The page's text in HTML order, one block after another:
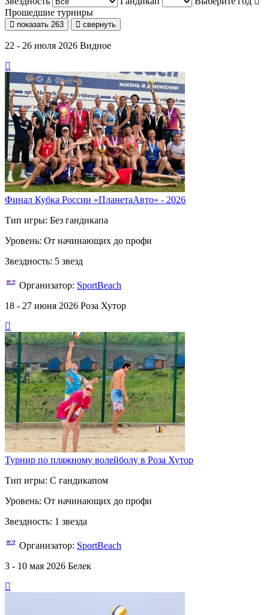
Прошедшие турниры
показать 263 свернуть
22 - 26 июля 2026 Видное
Финал Кубка России «ПланетаАвто» - 2026
Тип игры: Без гандикапа
Уровень: От начинающих до профи
Звездность: 5 звезд
Организатор: SportBeach
18 - 27 июня 2026 Роза Хутор
Турнир по пляжному волейболу в Роза Хутор
Тип игры: С гандикапом
Уровень: От начинающих до профи
Звездность: 1 звезда
Организатор: SportBeach
3 - 10 мая 2026 Белек